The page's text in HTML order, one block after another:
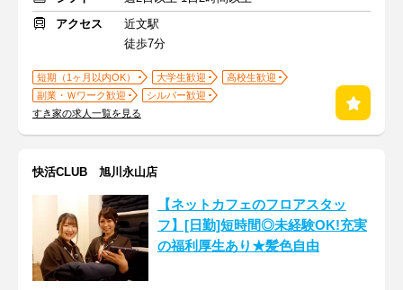
アクセス
近文駅
徒歩7分
短期（1ヶ月以内OK） 大学生歓迎
高校生歓迎
副業・Ｗワーク歓迎
シルバー歓迎
すき家の求人一覧を見る
快活CLUB 旭川永山店
【ネットカフェのフロアスタッ
フ】[日勤]短時間◎未経験OK!充実
の福利厚生あり★髪色自由